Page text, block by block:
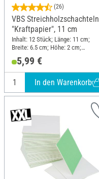
(26)
VBS Streichholzschachteln
"Kraftpapier", 11 cm
Inhalt: 12 Stück; Länge: 11 cm;
Breite: 6.5 cm; Höhe: 2 cm;
5,99 €
In den Warenkorb